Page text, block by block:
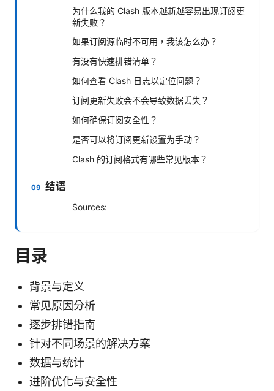
为什么我的 Clash 版本越新越容易出现订阅更
新失败？
如果订阅源临时不可用，我该怎么办？
有没有快速排错清单？
如何查看 Clash 日志以定位问题？
订阅更新失败会不会导致数据丢失？
如何确保订阅安全性？
是否可以将订阅更新设置为手动？
Clash 的订阅格式有哪些常见版本？
结语
Sources:
目录
背景与定义
常见原因分析
逐步排错指南
针对不同场景的解决方案
数据与统计
进阶优化与安全性